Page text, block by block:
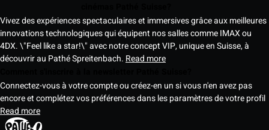
Vivez des expériences spectaculaires et immersives grâce aux meilleures
innovations technologiques qui équipent nos salles comme IMAX ou
4DX. \"Feel like a star!\" avec notre concept VIP, unique en Suisse, à
découvrir au Pathé Spreitenbach. Read more
Connectez-vous à votre compte ou créez-en un si vous n'en avez pas
encore et complétez vos préférences dans les paramètres de votre profil
Read more